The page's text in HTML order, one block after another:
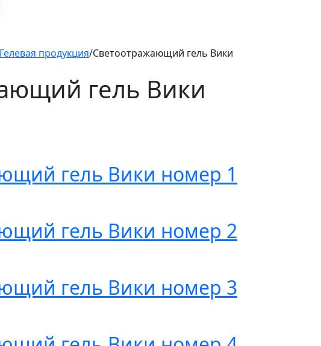
Гелевая продукция/Светоотражающий гель Вики
гель Вики
гель Вики номер 1
гель Вики номер 2
гель Вики номер 3